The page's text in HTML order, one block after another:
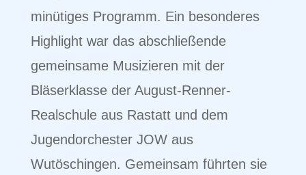
minütiges Programm. Ein besonderes
Highlight war das abschließende
gemeinsame Musizieren mit der
Bläserklasse der August-Renner-
Realschule aus Rastatt und dem
Jugendorchester JOW aus
Wutöschingen. Gemeinsam führten sie